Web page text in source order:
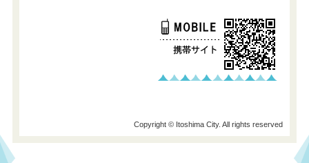
Copyright © Itoshima City. All rights reserved